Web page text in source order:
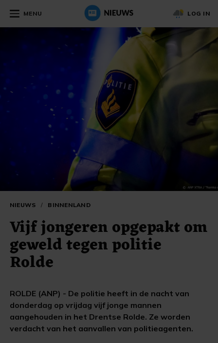
MENU LOG IN
NIEUWS / BINNENLAND
Vijf jongeren opgepakt om
geweld tegen politie
Rolde
ROLDE (ANP) - De politie heeft in de nacht van
donderdag op vrijdag vijf jonge mannen
aangehouden in het Drentse Rolde. Ze worden
verdacht van het aanvallen van politieagenten.